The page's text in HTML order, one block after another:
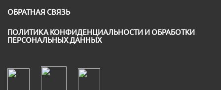
ОБРАТНАЯ СВЯЗЬ
ПОЛИТИКА КОНФИДЕНЦИАЛЬНОСТИ И ОБРАБОТКИ
ПЕРСОНАЛЬНЫХ ДАННЫХ